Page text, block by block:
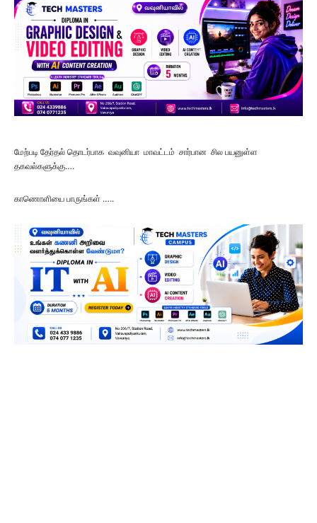
மேற்படி தேர்தல் தொடர்பாக வவுனியா மாவட்டம் சார்பான சில பயனுள்ள
தகவல்களுக்கு….
காணொளியை பாருங்கள் …..